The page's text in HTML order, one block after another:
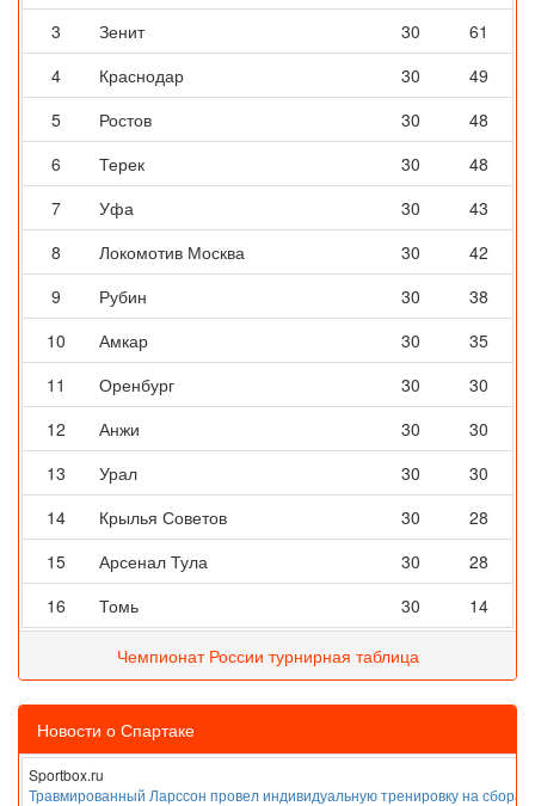
3
Зенит 30
61
4
Краснодар 30
49
5
Ростов 30
48
6
Терек 30
48
7
Уфа 30
43
8
Локомотив Москва 30
42
9
Рубин 30
38
10
Амкар 30
35
11
Оренбург 30
30
12
Анжи 30
30
13
Урал 30
30
14
Крылья Советов 30
28
15
Арсенал Тула 30
28
16
Томь 30 14
Чемпионат России турнирная таблица
Новости о Спартаке
Sportbox.ru
Травмированный Ларссон провел индивидуальную тренировку на